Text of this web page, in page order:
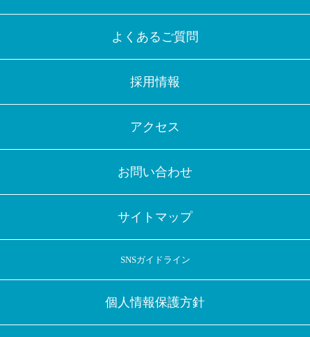
よくあるご質問
採用情報
アクセス
お問い合わせ
サイトマップ
SNSガイドライン
個人情報保護方針